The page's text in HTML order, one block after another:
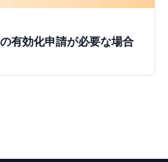
有効化申請が必要な場合